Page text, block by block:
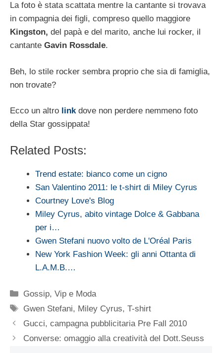
La foto è stata scattata mentre la cantante si trovava
in compagnia dei figli, compreso quello maggiore
Kingston, del papà e del marito, anche lui rocker, il
cantante Gavin Rossdale.
Beh, lo stile rocker sembra proprio che sia di famiglia,
non trovate?
Ecco un altro linkdove non perdere nemmeno foto
della Star gossippata!
Related Posts:
Trend estate: bianco come un cigno
San Valentino 2011: le t-shirt di Miley Cyrus
Courtney Love's Blog
Miley Cyrus, abito vintage Dolce & Gabbana
per i…
Gwen Stefani nuovo volto de L'Oréal Paris
New York Fashion Week: gli anni Ottanta di
L.A.M.B.…
Categorie
Gossip,Vip e Moda
Tag
Gwen Stefani, Miley Cyrus,T-shirt
Gucci, campagna pubblicitaria Pre Fall 2010
Converse: omaggio alla creatività del Dott.Seuss